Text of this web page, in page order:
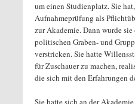
um einen Studienplatz. Sie
Aufnahmeprüfung als
zur Akademie. Dann wurde
politischen Graben- und
verstricken. Sie hatte
für Zuschauer zu machen,
die sich mit den Erfahrungen
Sie hatte sich an der